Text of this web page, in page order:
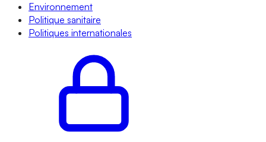
Environnement
Politique sanitaire
Politiques internationales